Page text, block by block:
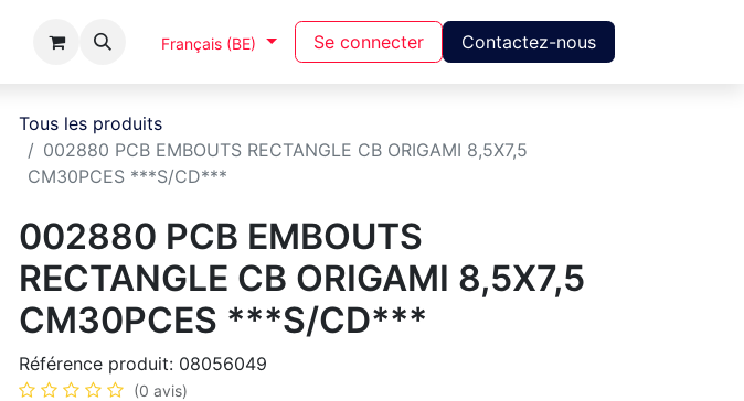
A Propos Français (BE) Se connecter Contactez-nous
Tous les produits
002880 PCB EMBOUTS RECTANGLE CB ORIGAMI 8,5X7,5
CM30PCES ***S/CD***
002880 PCB EMBOUTS
RECTANGLE CB ORIGAMI 8,5X7,5
CM30PCES ***S/CD***
Référence produit: 08056049
(0 avis)